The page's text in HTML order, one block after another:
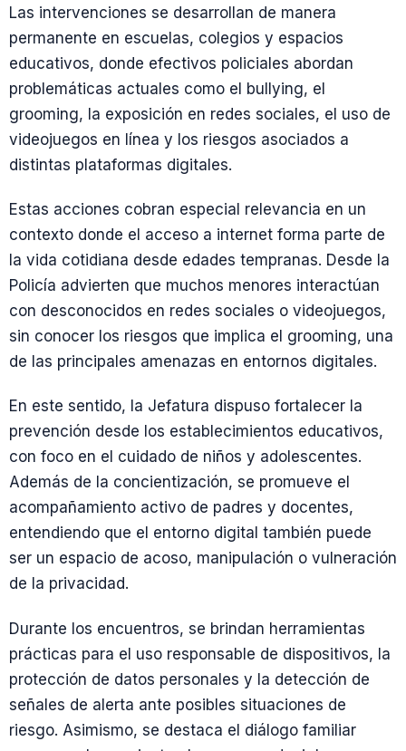
Las intervenciones se desarrollan de manera
permanente en escuelas, colegios y espacios
educativos, donde efectivos policiales abordan
problemáticas actuales como el bullying, el
grooming, la exposición en redes sociales, el uso de
videojuegos en línea y los riesgos asociados a
distintas plataformas digitales.
Estas acciones cobran especial relevancia en un
contexto donde el acceso a internet forma parte de
la vida cotidiana desde edades tempranas. Desde la
Policía advierten que muchos menores interactúan
con desconocidos en redes sociales o videojuegos,
sin conocer los riesgos que implica el grooming, una
de las principales amenazas en entornos digitales.
En este sentido, la Jefatura dispuso fortalecer la
prevención desde los establecimientos educativos,
con foco en el cuidado de niños y adolescentes.
Además de la concientización, se promueve el
acompañamiento activo de padres y docentes,
entendiendo que el entorno digital también puede
ser un espacio de acoso, manipulación o vulneración
de la privacidad.
Durante los encuentros, se brindan herramientas
prácticas para el uso responsable de dispositivos, la
protección de datos personales y la detección de
señales de alerta ante posibles situaciones de
riesgo. Asimismo, se destaca el diálogo familiar